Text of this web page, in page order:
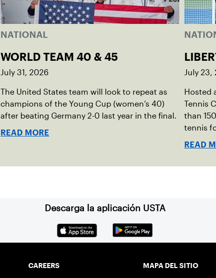
NATIONAL
WORLD TEAM 40 & 45
July 31, 2026
The United States team will look to repeat as
champions of the Young Cup (women’s 40)
after beating Germany 2-0 last year in the final.
READ MORE
July 23,
Hosted
Tennis
than
tennis
READ
Descarga la aplicación USTA
CAREERS MAPA DEL SITIO